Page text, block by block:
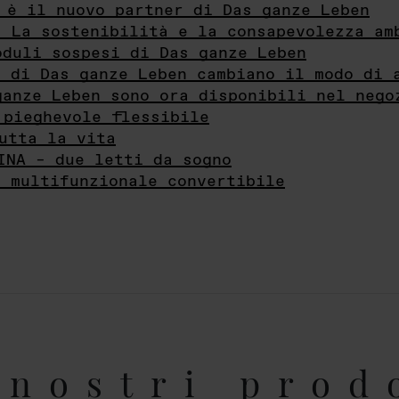
il nuovo partner di Das ganze Leben
- La sostenibilità e la consapevolezza
sospesi di Das ganze Leben
Das ganze Leben cambiano il modo di
Leben sono ora disponibili nel
pieghevole flessibile
la vita
– due letti da sogno
multifunzionale convertibile
nostri